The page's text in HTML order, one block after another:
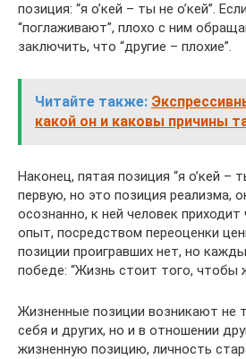
позиция: “я о’кей – ты не о’кей”.
“поглаживают”, плохо с ним
заключить, что “другие – плохие”.
Читайте также:
какой он и каковы причины
Наконец, пятая позиция “я о’кей –
первую, но это позиция реализма,
осознанно, к ней человек
опыт, посредством переоценки
позиции проигравших нет, но
победе: “Жизнь стоит того, чтобы
Жизненные позиции возникают не
себя и других, но и в отношении
жизненную позицию, личность